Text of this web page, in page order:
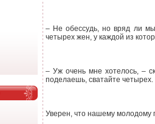
– Не обессудь, но вряд ли
четырех жен, у каждой из
– Уж очень мне хотелось, –
поделаешь, сватайте четырех.
Уверен, что нашему молодому